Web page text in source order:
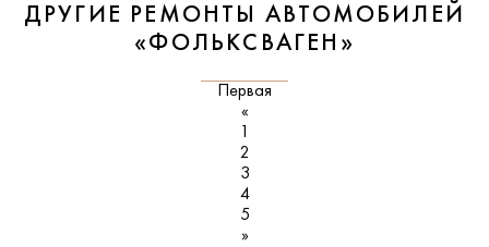
ДРУГИЕ РЕМОНТЫ АВТОМОБИЛЕЙ
«ФОЛЬКСВАГЕН»
Первая
«
2
3
4
5
»